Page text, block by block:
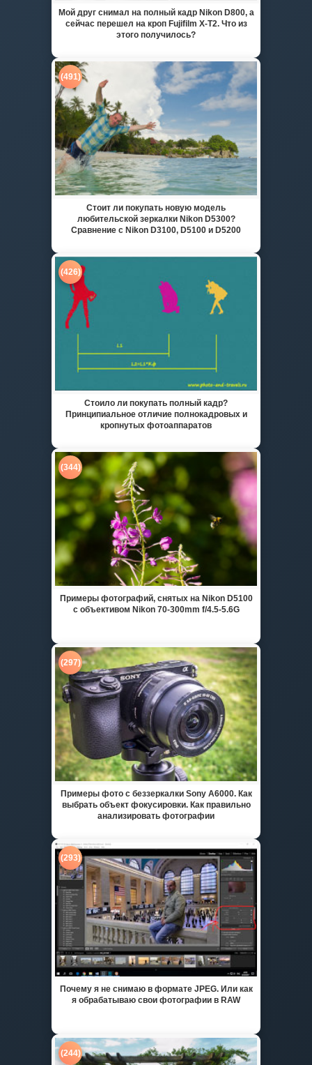
Мой друг снимал на полный кадр Nikon D800, а
сейчас перешел на кроп Fujifilm X-T2. Что из
этого получилось?
(491)
Стоит ли покупать новую модель
любительской зеркалки Nikon D5300?
Сравнение с Nikon D3100, D5100 и D5200
(426)
Стоило ли покупать полный кадр?
Принципиальное отличие полнокадровых и
кропнутых фотоаппаратов
(344)
Примеры фотографий, снятых на Nikon D5100
с объективом Nikon 70-300mm f/4.5-5.6G
(297)
Примеры фото с беззеркалки Sony A6000. Как
выбрать объект фокусировки. Как правильно
анализировать фотографии
(293)
Почему я не снимаю в формате JPEG. Или как
я обрабатываю свои фотографии в RAW
(244)